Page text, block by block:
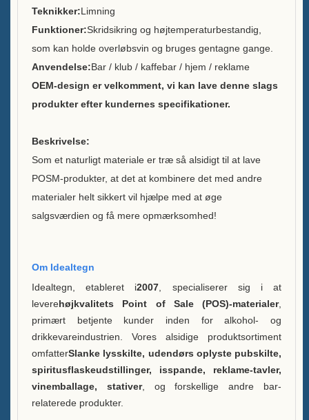
Hvem vi er
Brands vi serverede
Bæredygtighed
Katalog
Case E LED squre isspand
Case C Rullende Iskøler
Kasse B LED Isspand
Kasse En
Spiritusflaskeudstilling
Teknikker:Limning
Funktioner:Skridsikring og højtemperaturbestandig,
som kan holde overløbsvin og bruges gentagne gange.
Anvendelse:Bar / klub / kaffebar / hjem / reklame
OEM-design er velkomment, vi kan lave denne slags
produkter efter kundernes specifikationer.
Beskrivelse:
Som et naturligt materiale er træ så alsidigt til at lave
POSM-produkter, at det at kombinere det med andre
materialer helt sikkert vil hjælpe med at øge
salgsværdien og få mere opmærksomhed!
Om Idealtegn
Idealtegn, etableret i2007 , specialiserer sig i at
leverehøjkvalitets Point of Sale (POS)-materialer,
primært betjente kunder inden for alkohol- og
drikkevareindustrien. Vores alsidige produktsortiment
omfatterSlanke lysskilte, udendørs oplyste pubskilte,
spiritusflaskeudstillinger, isspande, reklame-tavler,
vinemballage, stativer, og forskellige andre bar-
relaterede produkter.